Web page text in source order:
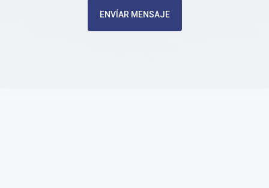
ENVÍAR MENSAJE